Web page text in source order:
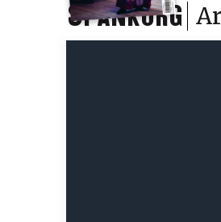
SPÅNKORG